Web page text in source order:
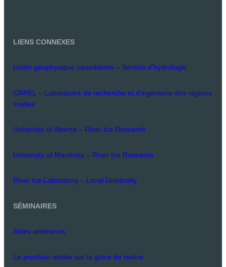
LIENS CONNEXES
Union géophysique canadienne – Section d'hydrologie
CRREL – Laboratoire de recherche et d'ingénierie des régions
froides
University of Alberta – River Ice Research
University of Manitoba – River Ice Research
River Ice Laboratory – Laval University
SÉMINAIRES
Actes antérieurs
Le prochain atelier sur la glace de rivière